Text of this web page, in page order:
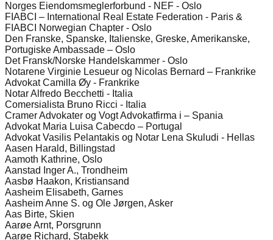
Norges Eiendomsmeglerforbund - NEF - Oslo
FIABCI – International Real Estate Federation - Paris &
FIABCI Norwegian Chapter - Oslo
Den Franske, Spanske, Italienske, Greske, Amerikanske,
Portugiske Ambassade – Oslo
Det Fransk/Norske Handelskammer - Oslo
Notarene Virginie Lesueur og Nicolas Bernard – Frankrike
Advokat Camilla Øy - Frankrike
Notar Alfredo Becchetti - Italia
Comersialista Bruno Ricci - Italia
Cramer Advokater og Vogt Advokatfirma i – Spania
Advokat Maria Luisa Cabecdo – Portugal
Advokat Vasilis Pelantakis og Notar Lena Skuludi - Hellas
Aasen Harald, Billingstad
Aamoth Kathrine, Oslo
Aanstad Inger A., Trondheim
Aasbø Haakon, Kristiansand
Aasheim Elisabeth, Garnes
Aasheim Anne S. og Ole Jørgen, Asker
Aas Birte, Skien
Aarøe Arnt, Porsgrunn
Aarøe Richard, Stabekk